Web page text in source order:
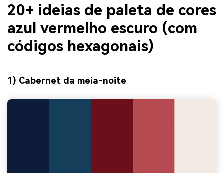
20+ ideias de paleta de cores
azul vermelho escuro (com
códigos hexagonais)
1) Cabernet da meia-noite